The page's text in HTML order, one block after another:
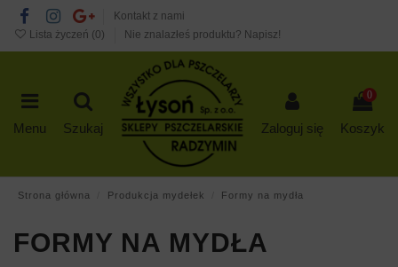
Kontakt z nami
Lista życzeń (0) Nie znalazłeś produktu? Napisz!
Menu Szukaj Zaloguj się
0
Koszyk
Strona główna Produkcja mydełek Formy na mydła
FORMY NA MYDŁA